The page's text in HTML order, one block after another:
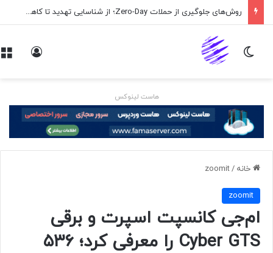
روش‌های جلوگیری از حملات Zero-Day؛ از شناسایی تهدید تا کاهش ریسک
تغییر پوسته
هاست لینوکس
خانه /
zoomit
zoomit
ام‌جی کانسپت اسپرت و برقی
Cyber GTS را معرفی کرد؛ ۵۳۶